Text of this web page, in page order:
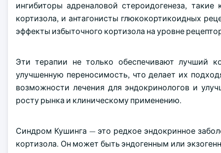
ингибиторы адреналовой стероидогенеза,
кортизола, и антагонисты глюкокортикоидных
эффекты избыточного кортизола на уровне
Эти терапии не только обеспечивают лучший
улучшенную переносимость, что делает их
возможности лечения для эндокринологов и
росту рынка и клиническому применению.
Синдром Кушинга — это редкое эндокринное
кортизола. Он может быть эндогенным или